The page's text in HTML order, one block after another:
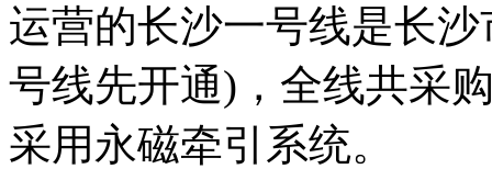
运营的长沙一号线是长
号线先开通)，全线共采
采用永磁牵引系统。